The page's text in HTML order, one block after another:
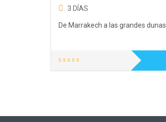
3 DÍAS
De Marrakech a las grandes dunas